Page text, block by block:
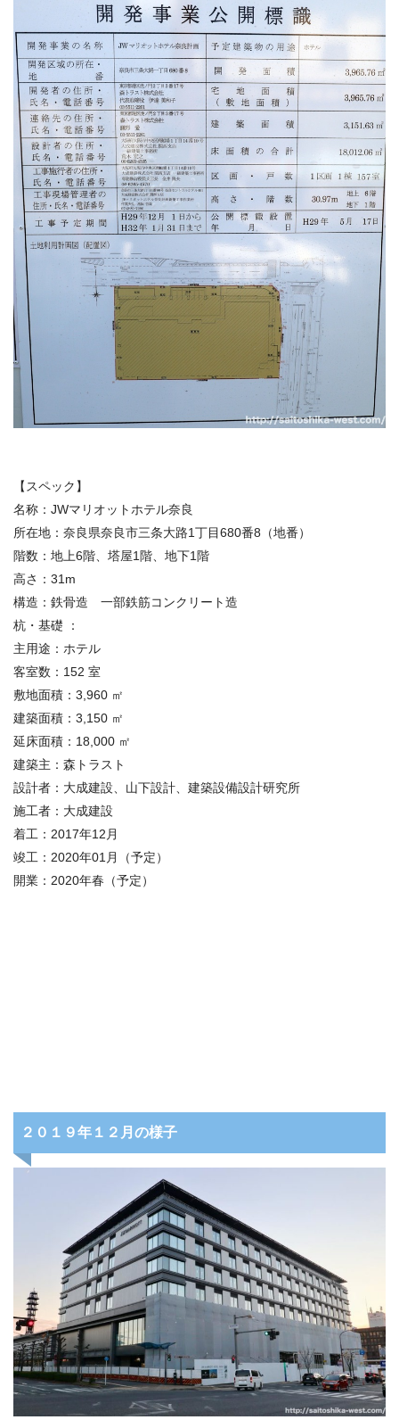
【スペック】
名称： JWマリオットホテル奈良
所在地： 奈良県奈良市三条大路1丁目680番8 （地番）
階数： 地上6階、塔屋1 階、地下1 階
高さ： 31m
構造： 鉄骨造 一部鉄筋コンクリート造
杭・基礎 ：
主用途：ホテル
客室数： 152 室
敷地面積： 3,960 ㎡
建築面積： 3,150 ㎡
延床面積： 18,000 ㎡
建築主： 森トラスト
設計者： 大成建設、山下設計、建築設備設計研究所
施工者： 大成建設
着工： 2017年12 月
竣工： 2020年01 月（予定）
開業： 2020年春（予定）
２０１９年１２月の様子